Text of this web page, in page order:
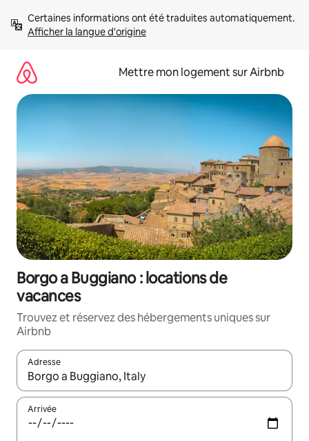
directement
Afficher la langue d'origine
Mettre mon logement sur Airbnb
Borgo a Buggiano : locations de
vacances
Trouvez et réservez des hébergements uniques sur
Airbnb
Adresse
Lorsque les résultats s'affichent, utilisez les flèches vers le
Arrivée